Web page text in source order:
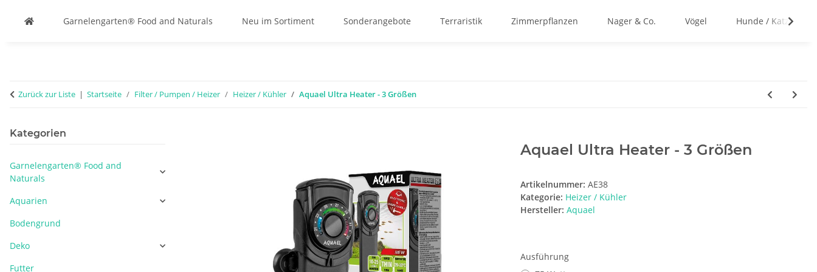
Garnelengarten® Food and Naturals Neu im Sortiment Sonderangebote Terraristik Zimmerpflanzen Nager & Co. Vögel Hunde / Katzen
Zurück zur Liste Startseite Filter / Pumpen / Heizer Heizer / Kühler Aquael Ultra Heater - 3 Größen
Aquael Ultra Heater - 3 Größen
Artikelnummer: AE38
Kategorie: Heizer / Kühler
Hersteller: Aquael
Ausführung
Kategorien
Garnelengarten® Food and
Naturals
Aquarien
Bodengrund
Deko
Futter